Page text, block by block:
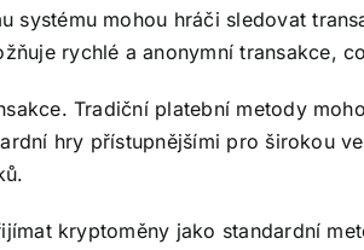
systému mohou hráči sledovat
rychlé a anonymní transakce,
Tradiční platební metody
hry přístupnějšími pro širokou
kryptoměny jako standardní